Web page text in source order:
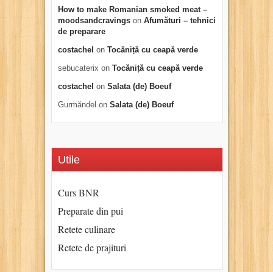
How to make Romanian smoked meat –
moodsandcravings on Afumături – tehnici
de preparare
costachel on Tocăniță cu ceapă verde
sebucaterix on Tocăniță cu ceapă verde
costachel on Salata (de) Boeuf
Gurmăndel on Salata (de) Boeuf
Utile
Curs BNR
Preparate din pui
Retete culinare
Retete de prajituri